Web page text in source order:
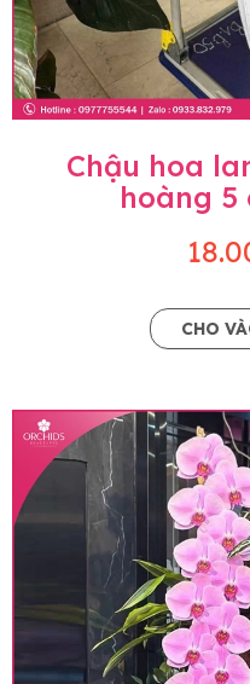
Chậu hoa
hoàng 5
CHO